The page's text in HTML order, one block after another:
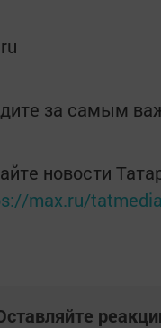
за самым
новости
max.ru/tatmedia